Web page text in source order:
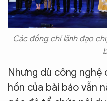
Các đồng chí lãnh đạo
Nhưng dù công nghệ
hồn của bài báo vẫn